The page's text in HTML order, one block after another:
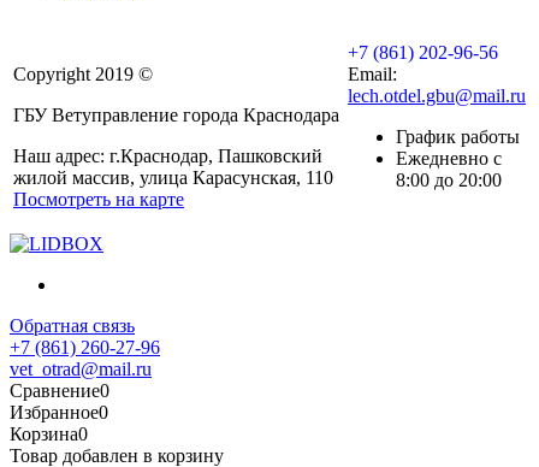
Copyright 2019 ©
ГБУ Ветуправление города Краснодара
Наш адрес: г.Краснодар, Пашковский
жилой массив, улица Карасунская, 110
Посмотреть на карте
+7 (861) 202-96-56
Email:
lech.otdel.gbu@mail.ru
График работы
Ежедневно с
8:00 до 20:00
Обратная связь
+7 (861) 260-27-96
vet_otrad@mail.ru
Сравнение0
Избранное0
Корзина0
Товар добавлен в корзину